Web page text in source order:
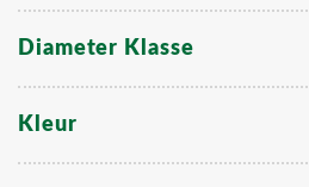
Diameter Klasse
Kleur